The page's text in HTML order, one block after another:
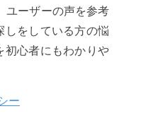
ユーザーの声を参考
しをしている方の悩
初心者にもわかりや
ー